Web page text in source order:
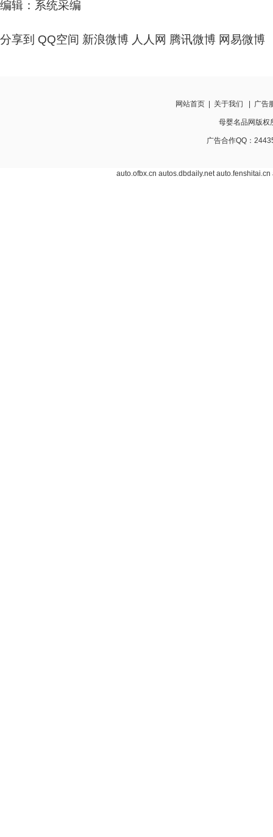
编辑：系统采编
分享到 QQ空间 新浪微博 人人网 腾讯微博 网易微博
网站首页 关于我们 广告
母婴名品网版
广告合作QQ：
auto.ofbx.cn autos.dbdaily.net auto.fenshitai.cn